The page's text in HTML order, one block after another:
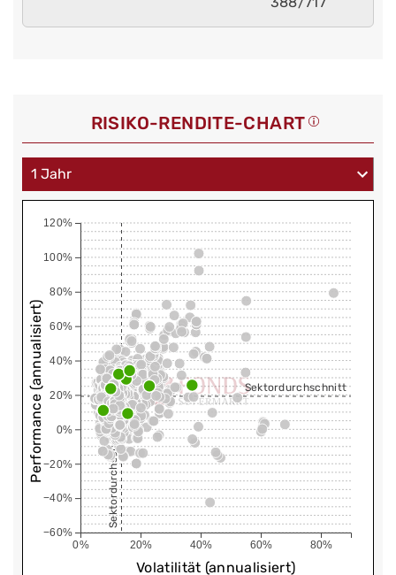
RISIKO-RENDITE-CHART
0% 20% 40% 60% 80%
−60%
−40%
−20%
0%
20%
40%
60%
80%
100%
120%
Sektordurchschnitt
Sektordurchschnitt
Volatilität (annualisiert)
Performance (annualisiert)